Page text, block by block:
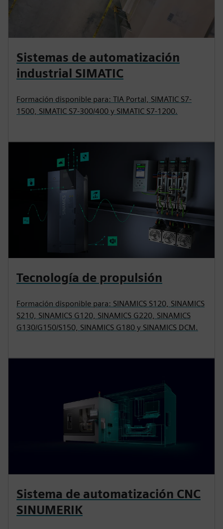
Sistemas de automatización
industrial SIMATIC
Formación disponible para: TIA Portal, SIMATIC S7-
1500, SIMATIC S7-300/400 y SIMATIC S7-1200.
Tecnología de propulsión
Formación disponible para: SINAMICS S120, SINAMICS
S210, SINAMICS G120, SINAMICS G220, SINAMICS
G130/G150/S150, SINAMICS G180 y SINAMICS DCM.
Sistema de automatización CNC
SINUMERIK